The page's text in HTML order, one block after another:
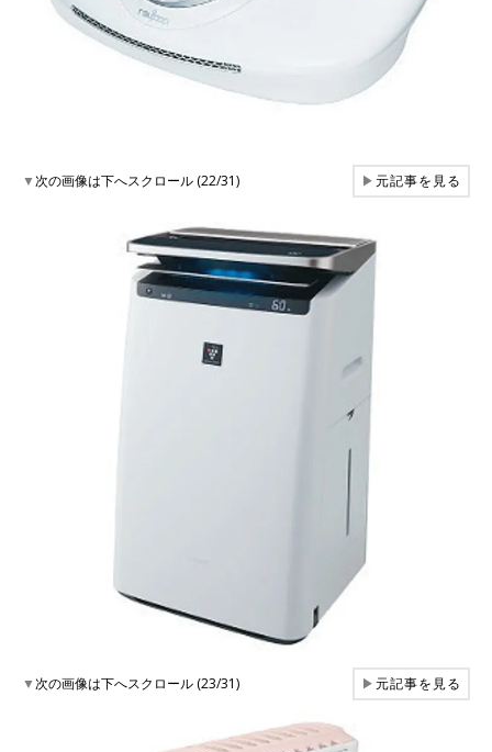
▼次の画像は下へスクロール (22/31) ▶元記事を見る
▼次の画像は下へスクロール (23/31) ▶元記事を見る